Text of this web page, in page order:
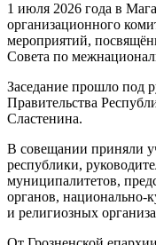
1 июля 2026 года в
организационного
мероприятий,
Совета по
Заседание прошло под
Правительства
Сластенина.
В совещании приняли
республики,
муниципалитетов,
органов, национально-
и религиозных